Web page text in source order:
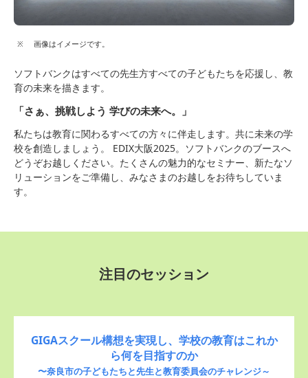
画像はイメージです。
ソフトバンクはすべての先生方すべての子どもたちを応援し、教
育の未来を描きます。
「さぁ、挑戦しよう 学びの未来へ。」
私たちは教育に関わるすべての方々に伴走します。共に未来の学
校を創造しましょう。 EDIX大阪2025。ソフトバンクのブースへ
どうぞお越しください。たくさんの魅力的なセミナー、新たなソ
リューションをご準備し、みなさまのお越しをお待ちしていま
す。
注目のセッション
GIGAスクール構想を実現し、学校の教育はこれか
ら何を目指すのか
〜奈良市の子どもたちと先生と教育委員会のチャレンジ～